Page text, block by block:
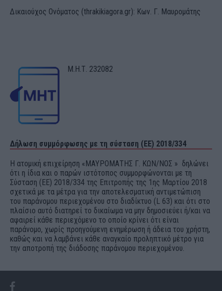
Δικαιούχος Ονόματος (thrakikiagora.gr): Κων. Γ. Μαυρομάτης
Μ.Η.Τ. 232082
Δήλωση συμμόρφωσης με τη σύσταση (ΕΕ) 2018/334
Η ατομική επιχείρηση «ΜΑΥΡΟΜΑΤΗΣ Γ. ΚΩΝ/ΝΟΣ » δηλώνει
ότι η ίδια και ο παρών ιστότοπος συμμορφώνονται με τη
Σύσταση (ΕΕ) 2018/334 της Επιτροπής της 1ης Μαρτίου 2018
σχετικά με τα μέτρα για την αποτελεσματική αντιμετώπιση
του παράνομου περιεχομένου στο διαδίκτυο (L 63) και ότι στο
πλαίσιο αυτό διατηρεί το δικαίωμα να μην δημοσιεύει ή/και να
αφαιρεί κάθε περιεχόμενο το οποίο κρίνει ότι είναι
παράνομο, χωρίς προηγούμενη ενημέρωση ή άδεια του χρήστη,
καθώς και να λαμβάνει κάθε αναγκαίο προληπτικό μέτρο για
την αποτροπή της διάδοσης παράνομου περιεχομένου.